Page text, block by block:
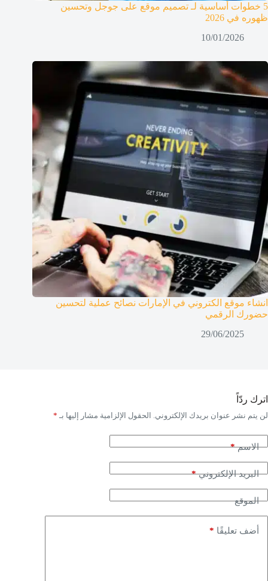
5 خطوات أساسية لـ تصميم موقع على جوجل وتحسين
ظهوره في 2026
10/01/2026
انشاء موقع الكتروني في الإمارات نصائح عملية لتحسين
حضورك الرقمي
29/06/2025
اترك ردّاً
لن يتم نشر عنوان بريدك الإلكتروني. الحقول الإلزامية مشار إليها بـ *
الاسم*
البريد الإلكتروني*
الموقع
أضف تعليقًا *